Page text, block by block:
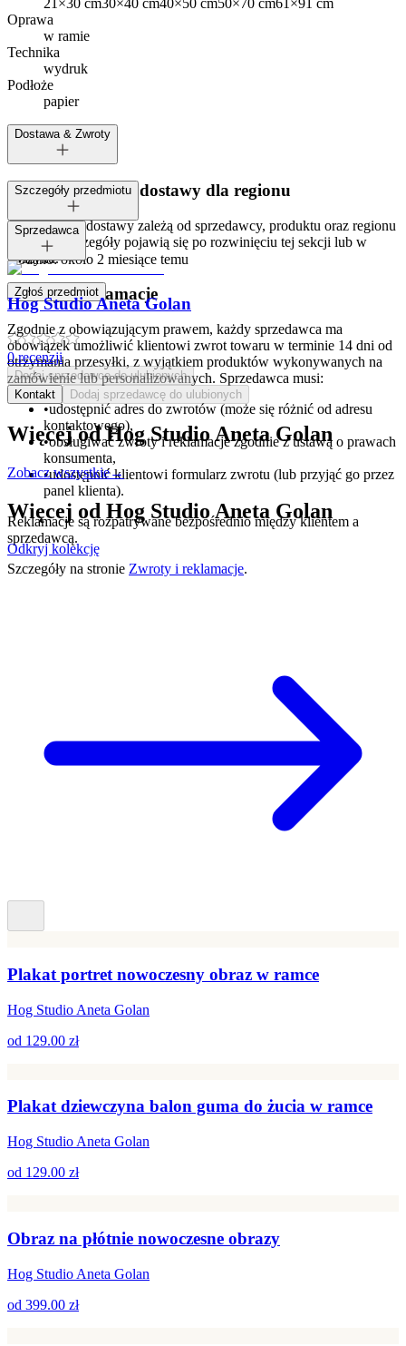
Oprawa
w ramie
Technika
wydruk
Podłoże
papier
Dostawa & Zwroty
Dostępne metody dostawy dla regionu
Opcje i koszt dostawy zależą od sprzedawcy, produktu oraz regionu
dostawy. Szczegóły pojawią się po rozwinięciu tej sekcji lub w
koszyku.
Zwroty i reklamacje
Zgodnie z obowiązującym prawem, każdy sprzedawca ma
obowiązek umożliwić klientowi zwrot towaru w terminie 14 dni od
otrzymania przesyłki, z wyjątkiem produktów wykonywanych na
zamówienie lub personalizowanych. Sprzedawca musi:
•udostępnić adres do zwrotów (może się różnić od adresu
kontaktowego),
•obsługiwać zwroty i reklamacje zgodnie z ustawą o prawach
konsumenta,
•udostępnić klientowi formularz zwrotu (lub przyjąć go przez
panel klienta).
Reklamacje są rozpatrywane bezpośrednio między klientem a
sprzedawcą.
Szczegóły na stronie Zwroty i reklamacje.
Szczegóły przedmiotu
Tagi:
Dodano:około 2 miesiące temu
Zgłoś przedmiot
Sprzedawca
Hog Studio Aneta Golan
0recenzji
Dodaj sprzedawcę do ulubionych
Kontakt
Dodaj sprzedawcę do ulubionych
Więcej odHog Studio Aneta Golan
Zobacz wszystkie→
Więcej od Hog Studio Aneta Golan
Odkryj kolekcję
Plakat portret nowoczesny obraz w ramce
Hog Studio Aneta Golan
od 129.00 zł
Plakat dziewczyna balon guma do żucia w ramce
Hog Studio Aneta Golan
od 129.00 zł
Obraz na płótnie nowoczesne obrazy
Hog Studio Aneta Golan
od 399.00 zł